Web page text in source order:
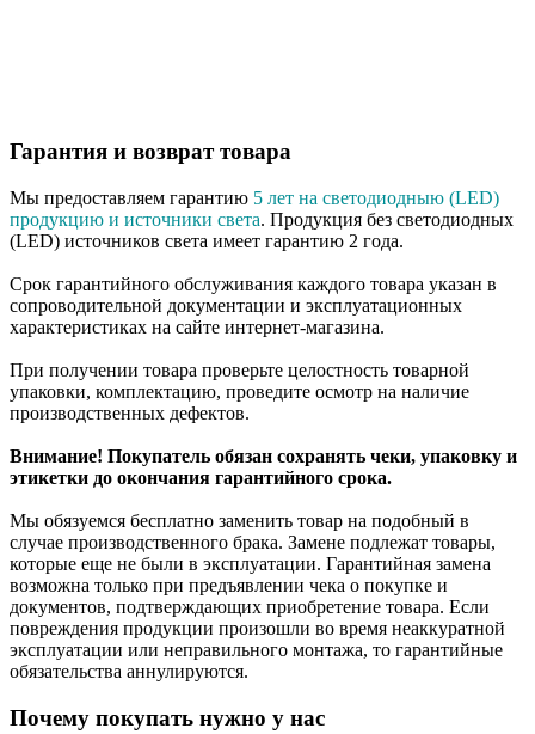
Гарантия и возврат товара
Мы предоставляем гарантию 5 лет на светодиодныю (LED)
продукцию и источники света. Продукция без светодиодных
(LED) источников света имеет гарантию 2 года.
Срок гарантийного обслуживания каждого товара указан в
сопроводительной документации и эксплуатационных
характеристиках на сайте интернет-магазина.
При получении товара проверьте целостность товарной
упаковки, комплектацию, проведите осмотр на наличие
производственных дефектов.
Внимание! Покупатель обязан сохранять чеки, упаковку и
этикетки до окончания гарантийного срока.
Мы обязуемся бесплатно заменить товар на подобный в
случае производственного брака. Замене подлежат товары,
которые еще не были в эксплуатации. Гарантийная замена
возможна только при предъявлении чека о покупке и
документов, подтверждающих приобретение товара. Если
повреждения продукции произошли во время неаккуратной
эксплуатации или неправильного монтажа, то гарантийные
обязательства аннулируются.
Почему покупать нужно у нас